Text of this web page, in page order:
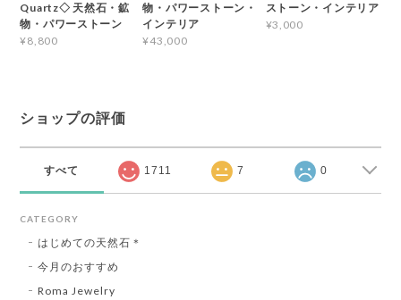
Quartz◇ 天然石・鉱
物・パワーストーン
¥8,800
物・パワーストーン・
インテリア
¥43,000
ストーン・インテリア
¥3,000
ショップの評価
すべて 1711 7 0
CATEGORY
はじめての天然石＊
今月のおすすめ
Roma Jewelry